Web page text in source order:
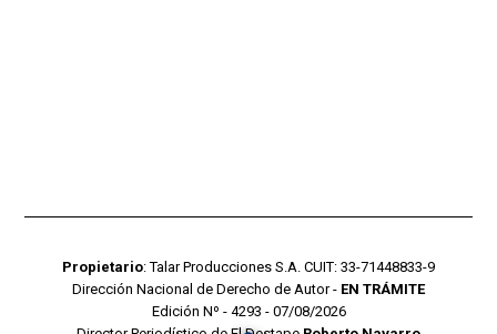
Propietario: Talar Producciones S.A. CUIT: 33-71448833-9
Dirección Nacional de Derecho de Autor - EN TRÁMITE
Edición Nº - 4293 - 07/08/2026